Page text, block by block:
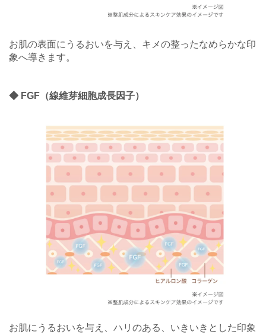
お肌の表面にうるおいを与え、キメの整ったなめらかな印
象へ導きます。
◆ FGF（線維芽細胞成長因子）
お肌にうるおいを与え、ハリのある、いきいきとした印象